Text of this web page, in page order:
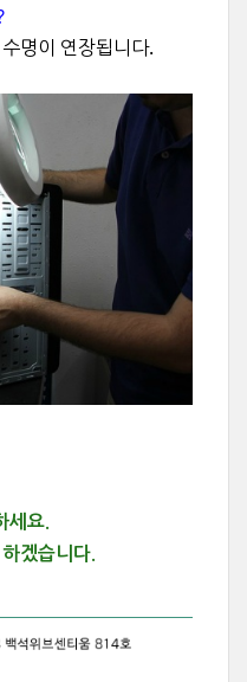
명이 연장됩니다.
세요.
겠습니다.